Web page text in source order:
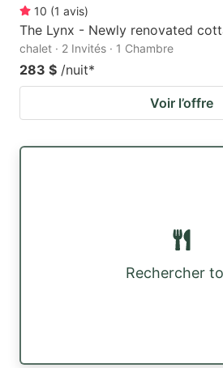
10 (1 avis)
The Lynx - Newly renovated
chalet · 2 Invités · 1 Chambre
283 $ /nuit*
Voir l’offre
Rechercher